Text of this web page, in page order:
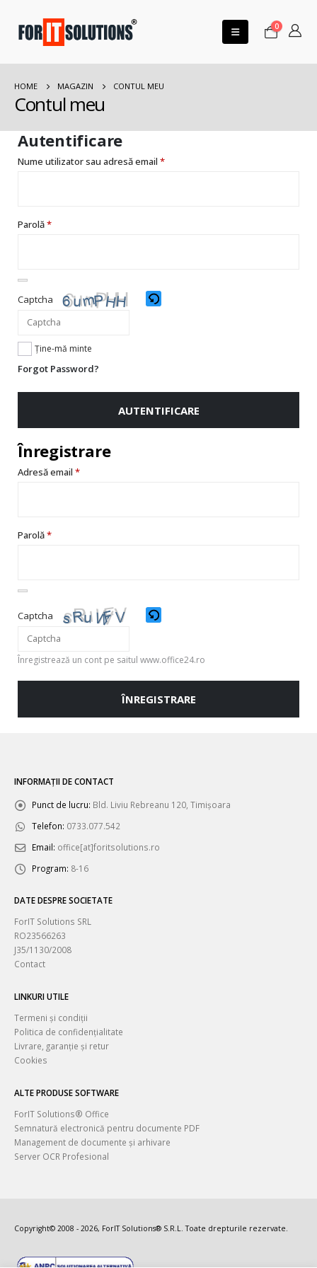
0
HOME MAGAZIN CONTUL MEU
Contul meu
Autentificare
Nume utilizator sau adresă email *
Parolă*
Captcha
Te
rugăm
să
în
CAPTCHA
pentru
a
Ține-mă minte
Forgot Password?
AUTENTIFICARE
Înregistrare
Adresă email *
Parolă*
Captcha
Te
caracterele
a
verifica
că
ești
om.
Înregistrează un cont pe saitul www.office24.ro
ÎNREGISTRARE
INFORMAȚII DE CONTACT
Punct de lucru: Bld. Liviu Rebreanu 120, Timișoara
Telefon: 0733.077.542
Email: office[at]foritsolutions.ro
Program: 8-16
DATE DESPRE SOCIETATE
ForIT Solutions SRL
RO23566263
J35/1130/2008
Contact
LINKURI UTILE
Termeni și condiții
Politica de confidențialitate
Livrare, garanție și retur
Cookies
ALTE PRODUSE SOFTWARE
ForIT Solutions® Office
Semnatură electronică pentru documente PDF
Management de documente și arhivare
Server OCR Profesional
Copyright© 2008 - 2026, ForIT Solutions® S.R.L. Toate drepturile rezervate.